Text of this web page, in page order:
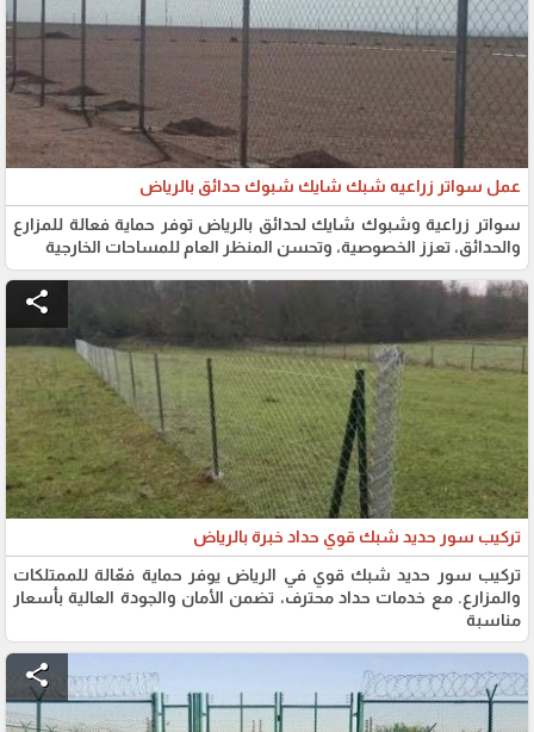
عمل سواتر زراعيه شبك شايك شبوك حدائق بالرياض
سواتر زراعية وشبوك شايك لحدائق بالرياض توفر حماية فعالة للمزارع
والحدائق، تعزز الخصوصية، وتحسن المنظر العام للمساحات الخارجية
share
تركيب سور حديد شبك قوي حداد خبرة بالرياض
تركيب سور حديد شبك قوي في الرياض يوفر حماية فعّالة للممتلكات
والمزارع. مع خدمات حداد محترف، تضمن الأمان والجودة العالية بأسعار
مناسبة
share